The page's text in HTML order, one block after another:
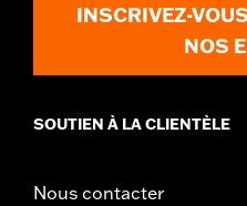
INSCRIVEZ-
NOS
SOUTIEN À LA CLIENTÈLE
Nous contacter